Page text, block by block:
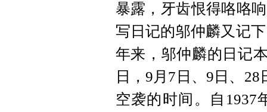
暴露，牙齿恨得咯咯
写日记的邬仲麟又记
年来，邬仲麟的日记
日，9月7日、9日、
空袭的时间。自1937